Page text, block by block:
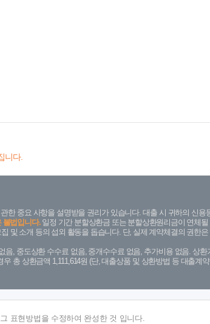
니다.
중요 사항을 설명받을 권리가 있습니다. 대출 시 귀하의 신용
불법입니다.일정 기간 분할상환금 또는 분할상환원리금이 연체
및 소개 등의 섭외 활동을 돕습니다. 단, 실제 계약체결의 권한은
, 중도상환 수수료 없음, 중개수수료 없음, 추가비용 없음. 상환
총 상환금액 1,111,614원 (단, 대출상품 및 상환방법 등 대출계
표현방법을 수정하여 완성한 것 입니다.